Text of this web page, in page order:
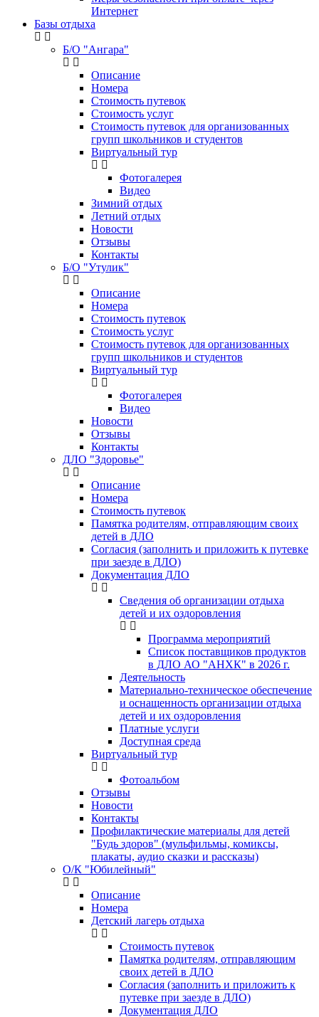
Интернет
Базы отдыха
Б/О "Ангара"
Описание
Номера
Стоимость путевок
Стоимость услуг
Стоимость путевок для организованных
групп школьников и студентов
Виртуальный тур
Фотогалерея
Видео
Зимний отдых
Летний отдых
Новости
Отзывы
Контакты
Б/О "Утулик"
Описание
Номера
Стоимость путевок
Стоимость услуг
Стоимость путевок для организованных
групп школьников и студентов
Виртуальный тур
Фотогалерея
Видео
Новости
Отзывы
Контакты
ДЛО "Здоровье"
Описание
Номера
Стоимость путевок
Памятка родителям, отправляющим своих
детей в ДЛО
Согласия (заполнить и приложить к путевке
при заезде в ДЛО)
Документация ДЛО
Сведения об организации отдыха
детей и их оздоровления
Программа мероприятий
Список поставщиков продуктов
в ДЛО АО "АНХК" в 2026 г.
Деятельность
Материально-техническое обеспечение
и оснащенность организации отдыха
детей и их оздоровления
Платные услуги
Доступная среда
Виртуальный тур
Фотоальбом
Отзывы
Новости
Контакты
Профилактические материалы для детей
"Будь здоров" (мульфильмы, комиксы,
плакаты, аудио сказки и рассказы)
О/К "Юбилейный"
Описание
Номера
Детский лагерь отдыха
Стоимость путевок
Памятка родителям, отправляющим
своих детей в ДЛО
Согласия (заполнить и приложить к
путевке при заезде в ДЛО)
Документация ДЛО